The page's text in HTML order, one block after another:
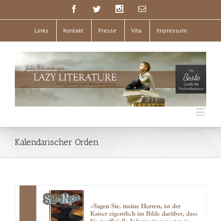
Links Kontakt Presse Vita Impressum
Kalendarischer Orden